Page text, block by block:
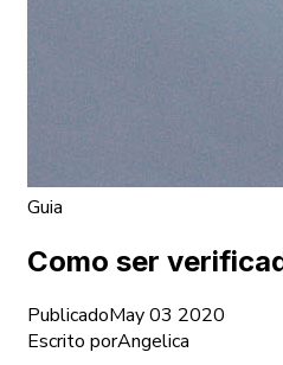
Guia
Como ser
PublicadoMay 03 2020
Escrito porAngelica